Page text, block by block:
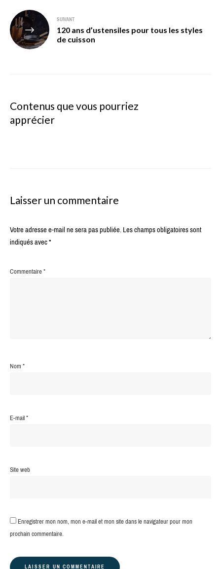
SUIVANT
120 ans d’ustensiles pour tous les styles
de cuisson
Contenus que vous pourriez
apprécier
Laisser un commentaire
Votre adresse e-mail ne sera pas publiée.Les champs obligatoires sont
indiqués avec*
Commentaire*
Nom*
E-mail*
Site web
Enregistrer mon nom, mon e-mail et mon site dans le navigateur pour mon
prochain commentaire.